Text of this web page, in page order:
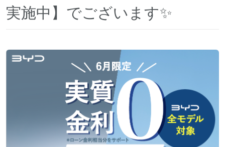
実施中】でございます✨